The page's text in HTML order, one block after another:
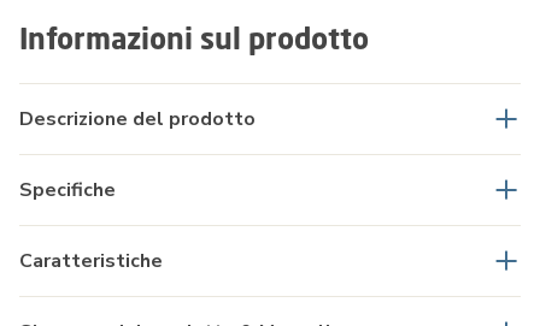
Informazioni sul prodotto
Descrizione del prodotto
Specifiche
Caratteristiche